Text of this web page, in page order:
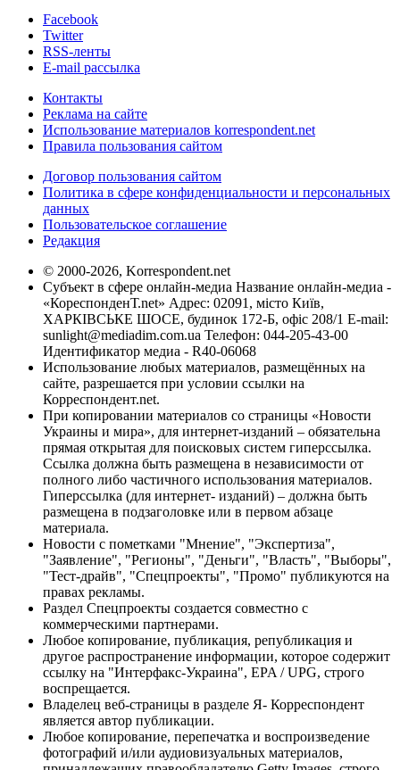
Facebook
Twitter
RSS-ленты
E-mail рассылка
Контакты
Реклама на сайте
Использование материалов korrespondent.net
Правила пользования сайтом
Договор пользования сайтом
Политика в сфере конфиденциальности и персональных
данных
Пользовательское соглашение
Редакция
© 2000-2026, Korrespondent.net
Субъект в сфере онлайн-медиа Название онлайн-медиа -
«КореспонденТ.net» Адрес: 02091, місто Київ,
ХАРКІВСЬКЕ ШОСЕ, будинок 172-Б, офіс 208/1 E-mail:
sunlight@mediadim.com.ua Телефон: 044-205-43-00
Идентификатор медиа - R40-06068
Использование любых материалов, размещённых на
сайте, разрешается при условии ссылки на
Корреспондент.net.
При копировании материалов со страницы «Новости
Украины и мира», для интернет-изданий – обязательна
прямая открытая для поисковых систем гиперссылка.
Ссылка должна быть размещена в независимости от
полного либо частичного использования материалов.
Гиперссылка (для интернет- изданий) – должна быть
размещена в подзаголовке или в первом абзаце
материала.
Новости с пометками "Мнение", "Экспертиза",
"Заявление", "Регионы", "Деньги", "Власть", "Выборы",
"Тест-драйв", "Спецпроекты", "Промо" публикуются на
правах рекламы.
Раздел Спецпроекты создается совместно с
коммерческими партнерами.
Любое копирование, публикация, републикация и
другое распространение информации, которое содержит
ссылку на "Интерфакс-Украина", EPA / UPG, строго
воспрещается.
Владелец веб-страницы в разделе Я- Корреспондент
является автор публикации.
Любое копирование, перепечатка и воспроизведение
фотографий и/или аудиовизуальных материалов,